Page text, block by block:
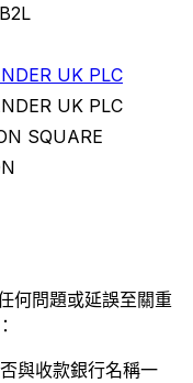
UK PLC
UK PLC
SQUARE
何問題或延誤至關重
與收款銀行名稱一